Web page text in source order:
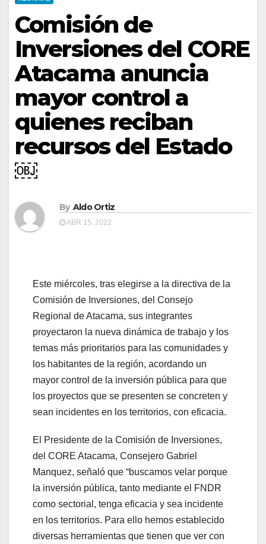
Comisión de
Inversiones del CORE
Atacama anuncia
mayor control a
quienes reciban
recursos del Estado
￼
By Aldo Ortiz
ABR 15, 2022
Este miércoles, tras elegirse a la directiva de la
Comisión de Inversiones, del Consejo
Regional de Atacama, sus integrantes
proyectaron la nueva dinámica de trabajo y los
temas más prioritarios para las comunidades y
los habitantes de la región, acordando un
mayor control de la inversión pública para que
los proyectos que se presenten se concreten y
sean incidentes en los territorios, con eficacia.
El Presidente de la Comisión de Inversiones,
del CORE Atacama, Consejero Gabriel
Manquez, señaló que “buscamos velar porque
la inversión pública, tanto mediante el FNDR
como sectorial, tenga eficacia y sea incidente
en los territorios. Para ello hemos establecido
diversas herramientas que tienen que ver con